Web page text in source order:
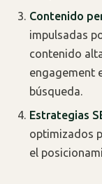
Contenido
impulsadas
contenido
engagement
búsqueda.
Estrategias
optimizados
el